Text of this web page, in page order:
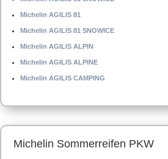
Michelin AGILIS 81
Michelin AGILIS 81 SNOWICE
Michelin AGILIS ALPIN
Michelin AGILIS ALPINE
Michelin AGILIS CAMPING
Michelin Sommerreifen PKW